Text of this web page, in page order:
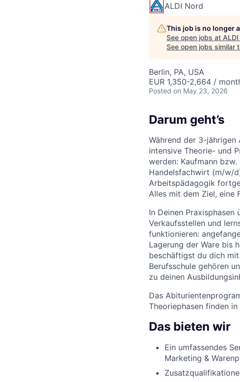
ALDI Nord
This job is no longer
See open jobs at
See open jobs similar
Berlin, PA, USA
EUR 1,350-2,664 /
Posted on May 23, 2026
Darum geht’s
Während der 3-
intensive Theorie- und
werden: Kaufmann
Handelsfachwirt (m/w/
Arbeitspädagogik
Alles mit dem Ziel, eine
In Deinen
Verkaufsstellen und
funktionieren:
Lagerung der Ware bis
beschäftigst du dich
Berufsschule gehören
zu deinen
Das
Theoriephasen finden
Das bieten wir
Ein umfassendes
Marketing &